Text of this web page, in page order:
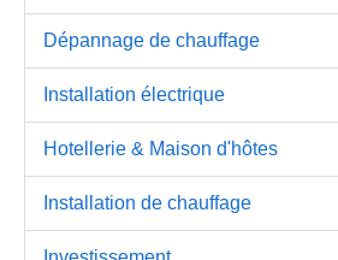
Dépannage de chauffage
Installation électrique
Hotellerie & Maison d'hôtes
Installation de chauffage